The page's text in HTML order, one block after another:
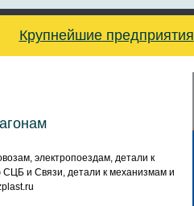
Крупнейшие предприятия
электропоездам, детали к
СЦБ и Связи, детали к механизмам и